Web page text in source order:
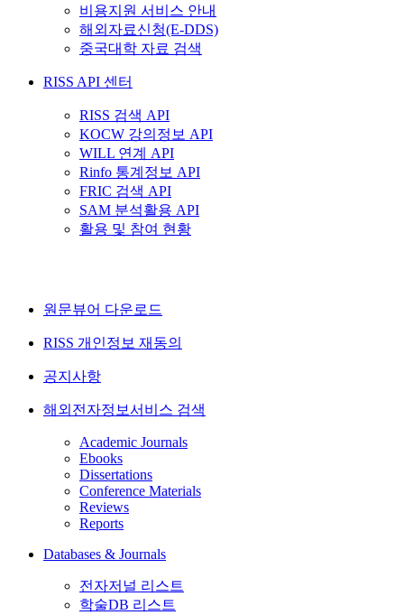
비용지원 서비스 안내
해외자료신청(E-DDS)
중국대학 자료 검색
RISS API 센터
RISS 검색 API
KOCW 강의정보 API
WILL 연계 API
Rinfo 통계정보 API
FRIC 검색 API
SAM 분석활용 API
활용 및 참여 현황
원문뷰어 다운로드
RISS 개인정보 재동의
공지사항
해외전자정보서비스 검색
Academic Journals
Ebooks
Dissertations
Conference Materials
Reviews
Reports
Databases & Journals
전자저널 리스트
학술DB 리스트